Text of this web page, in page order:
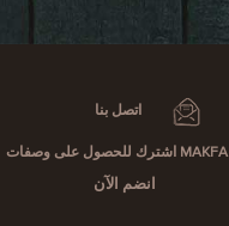
اتصل بنا
MAKFA اشترك للحصول على وصفات
انضم الآن